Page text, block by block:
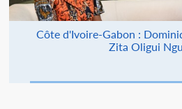
Côte d'Ivoire-Gabon :
Zita Oligui